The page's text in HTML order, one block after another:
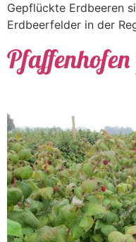
Gepflückte Erdbeeren
Erdbeerfelder in der